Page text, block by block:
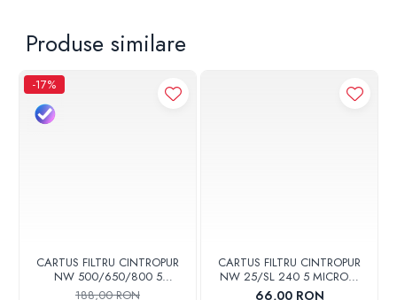
Produse similare
-17%
CARTUS FILTRU CINTROPUR
NW 500/650/800 5
MICRONI MANSOANE
188,00 RON
CARTUS FILTRU CINTROPUR
NW 25/SL 240 5 MICRONI
MANSOANE FILTRARE SET
66,00 RON